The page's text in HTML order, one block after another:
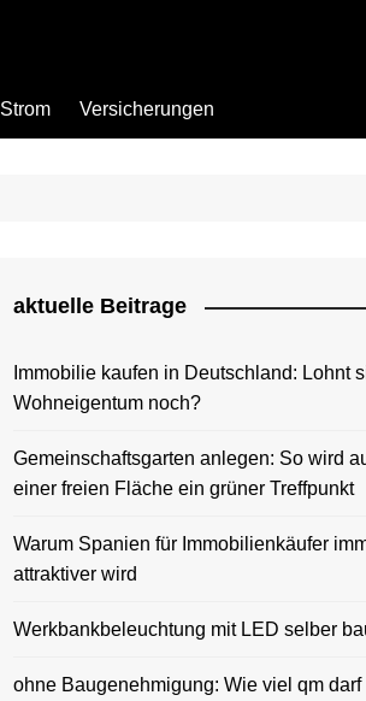
Strom Versicherungen
aktuelle Beitrage
Immobilie kaufen in Deutschland: Lohnt
Wohneigentum noch?
Gemeinschaftsgarten anlegen: So wird
einer freien Fläche ein grüner Treffpunkt
Warum Spanien für Immobilienkäufer
attraktiver wird
Werkbankbeleuchtung mit LED selber
ohne Baugenehmigung: Wie viel qm darf